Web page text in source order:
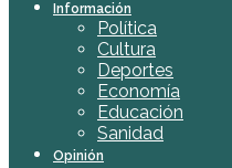
Información
Política
Cultura
Deportes
Economía
Educación
Sanidad
Opinión